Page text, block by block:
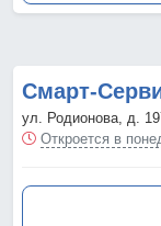
Смарт-
ул. Родионова, д.
Откроется в